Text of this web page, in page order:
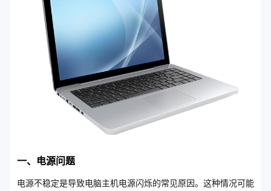
一、电源问题
电源不稳定是导致电脑主机电源闪烁的常见原因。这种情况可能